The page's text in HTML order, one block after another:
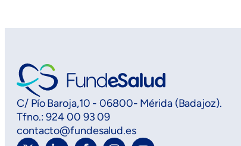
C/ Pío Baroja,10 - 06800- Mérida (Badajoz).
Tfno.: 924 00 93 09
contacto@fundesalud.es